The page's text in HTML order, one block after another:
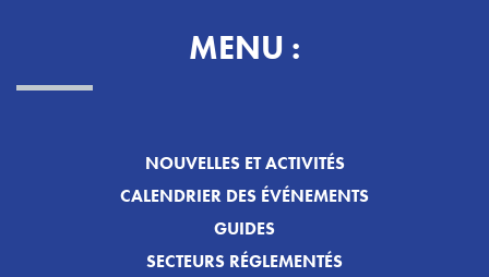
MENU :
NOUVELLES ET ACTIVITÉS
CALENDRIER DES ÉVÉNEMENTS
GUIDES
SECTEURS RÉGLEMENTÉS